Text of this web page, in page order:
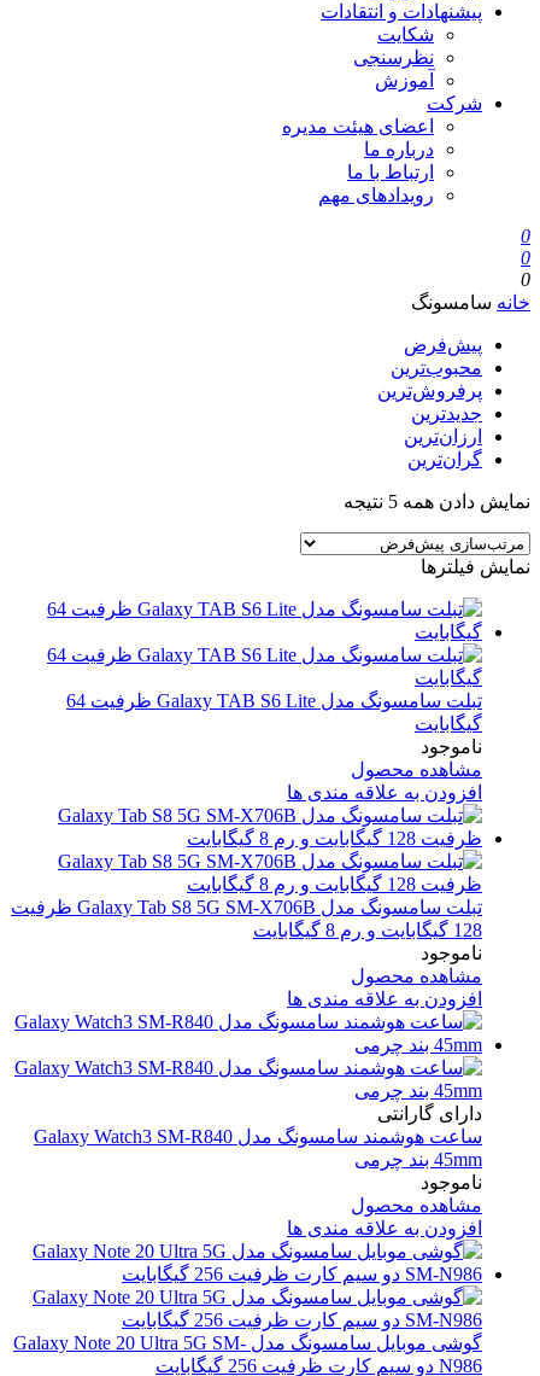
پیشنهادات و انتقادات
شکایت
نظرسنجی
آموزش
شرکت
اعضای هیئت مدیره
درباره ما
ارتباط با ما
رویدادهای مهم
0
0
0
خانه سامسونگ
پیش‌فرض
محبوب‌ترین
پرفروش‌ترین
جدیدترین
ارزان‌ترین
گران‌ترین
نمایش دادن همه 5 نتیجه
نمایش فیلترها
تبلت سامسونگ مدل Galaxy TAB S6 Lite ظرفیت 64
گیگابایت
ناموجود
مشاهده محصول
افزودن به علاقه مندی ها
تبلت سامسونگ مدل Galaxy Tab S8 5G SM-X706B ظرفیت
128 گیگابایت و رم 8 گیگابایت
ناموجود
مشاهده محصول
افزودن به علاقه مندی ها
دارای گارانتی
ساعت هوشمند سامسونگ مدل Galaxy Watch3 SM-R840
45mm بند چرمی
ناموجود
مشاهده محصول
افزودن به علاقه مندی ها
گوشی موبایل سامسونگ مدل Galaxy Note 20 Ultra 5G SM-
N986 دو سیم کارت ظرفیت 256 گیگابایت